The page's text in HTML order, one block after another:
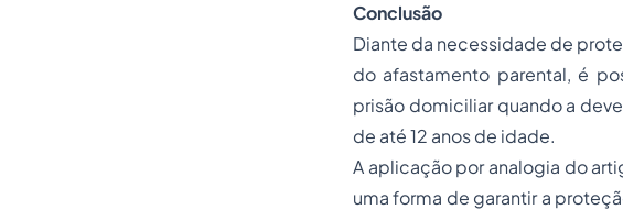
Conclusão
Diante da necessidade de
do afastamento parental, é
prisão domiciliar quando a
de até 12 anos de idade.
A aplicação por analogia do
uma forma de garantir a